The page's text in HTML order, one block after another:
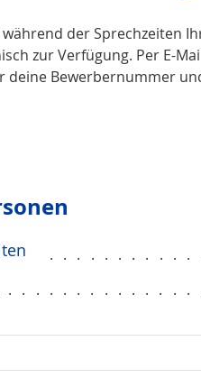
während der Sprechzeiten
zur Verfügung. Per E-
deine Bewerbernummer